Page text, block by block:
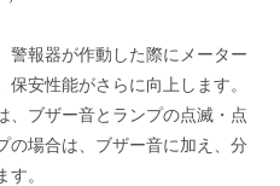
警報器が作動した際にメーター
安性能がさらに向上します。
、ブザー音とランプの点滅・点
の場合は、ブザー音に加え、分
。